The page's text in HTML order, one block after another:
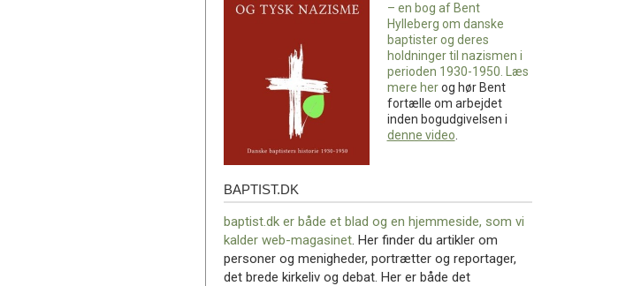
tysk
– en bog af Bent
Hylleberg om danske
baptister og deres
holdninger til nazismen i
perioden 1930-1950. Læs
mere herog hør Bent
fortælle om arbejdet
inden bogudgivelsen i
denne video.
baptist.dk
BAPTIST.DK
baptist.dk er både et blad og en hjemmeside, som vi
kalder web-magasinet . Her finder du artikler om
personer og menigheder, portrætter og reportager,
det brede kirkeliv og debat. Her er både det